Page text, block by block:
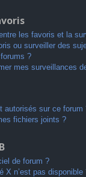
les favoris et la
ou surveiller des
?
mes surveillances
autorisés sur ce forum
fichiers joints ?
de forum ?
X n’est pas disponible